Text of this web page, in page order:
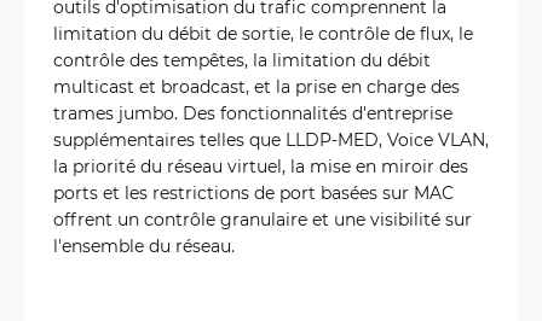
outils d'optimisation du trafic comprennent la
limitation du débit de sortie, le contrôle de flux, le
contrôle des tempêtes, la limitation du débit
multicast et broadcast, et la prise en charge des
trames jumbo. Des fonctionnalités d'entreprise
supplémentaires telles que LLDP-MED, Voice VLAN,
la priorité du réseau virtuel, la mise en miroir des
ports et les restrictions de port basées sur MAC
offrent un contrôle granulaire et une visibilité sur
l'ensemble du réseau.